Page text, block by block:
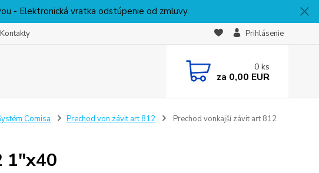
- Elektronická vratka odstúpenie od zmluvy.
Kontakty Prihlásenie
0 ks
za 0,00 EUR
Comisa Prechod von závit art 812
Prechod vonkajší závit art 812
1"x40